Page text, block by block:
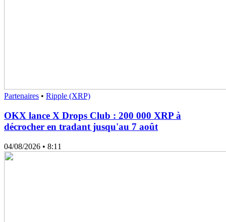
Partenaires • Ripple (XRP)
OKX lance X Drops Club : 200 000 XRP à
décrocher en tradant jusqu'au 7 août
04/08/2026 • 8:11